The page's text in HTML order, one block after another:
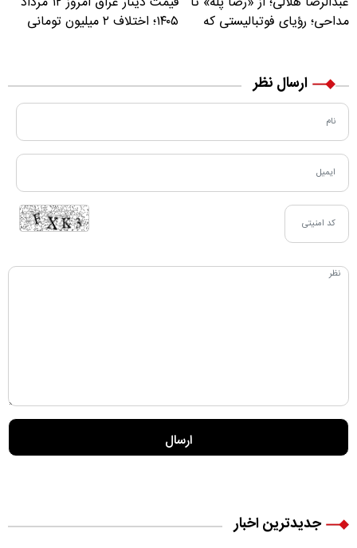
مداحی؛ رؤیای فوتبالیستی که
۱۴۰۵؛ اختلاف ۲ میلیون تومانی
ارسال نظر
جدیدترین اخبار